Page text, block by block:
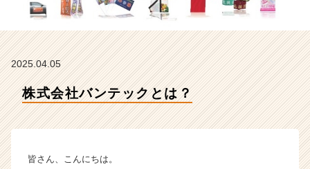
ラ
チ
2025.04.05
株式会社バンテックとは？
皆さん、こんにちは。